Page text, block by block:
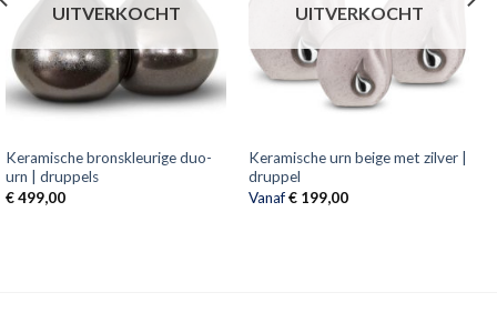
UITVERKOCHT
Keramische bronskleurige duo-
urn | druppels
€499,00
UITVERKOCHT
Keramische urn beige met zilver |
druppel
Vanaf€199,00